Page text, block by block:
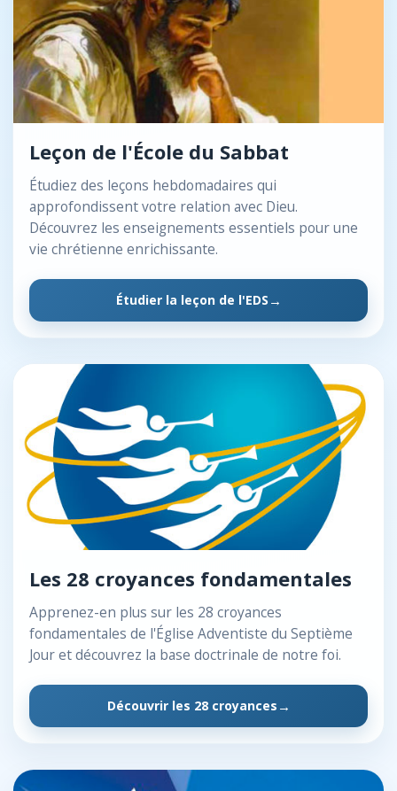
Leçon de l'École du Sabbat
Étudiez des leçons hebdomadaires qui
approfondissent votre relation avec Dieu.
Découvrez les enseignements essentiels pour une
vie chrétienne enrichissante.
Étudier la leçon de l'EDS
Les 28 croyances fondamentales
Apprenez-en plus sur les 28 croyances
fondamentales de l'Église Adventiste du Septième
Jour et découvrez la base doctrinale de notre foi.
Découvrir les 28 croyances